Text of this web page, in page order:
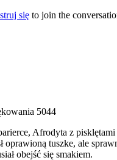
się to join the
5044
Afrodyta z pisklętami
oprawioną tuszke, ale
obejść się smakiem.